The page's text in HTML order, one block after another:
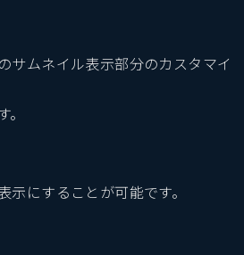
サムネイル表示部分のカスタマイ
示にすることが可能です。